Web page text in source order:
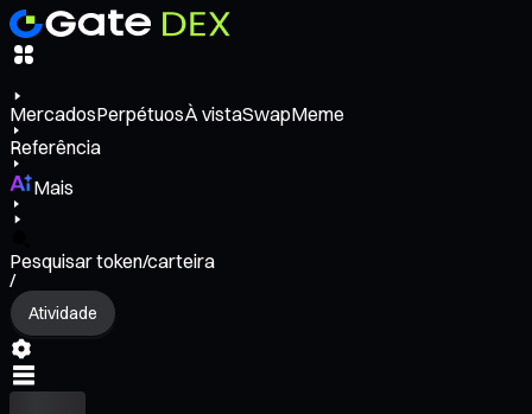
MercadosPerpétuosÀ vistaSwapMeme
Referência
Mais
Pesquisar token/carteira
/
Atividade